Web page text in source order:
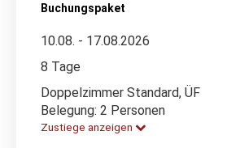
Buchungspaket
10.08. - 17.08.2026
8 Tage
Doppelzimmer Standard, ÜF
Belegung: 2 Personen
Zustiege anzeigen